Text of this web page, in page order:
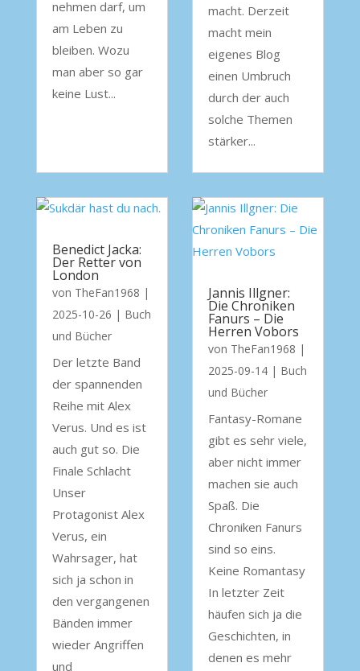
nehmen darf, um
am Leben zu
bleiben. Wozu
man aber so gar
keine Lust...
macht. Derzeit
macht mein
eigenes Blog
einen Umbruch
durch der auch
solche Themen
stärker...
Benedict Jacka:
Der Retter von
London
von TheFan1968 |
2025-10-26 | Buch
und Bücher
Der letzte Band
der spannenden
Reihe mit Alex
Verus. Und es ist
auch gut so. Die
Finale Schlacht
Unser
Protagonist Alex
Verus, ein
Wahrsager, hat
sich ja schon in
den vergangenen
Bänden immer
wieder Angriffen
und
Jannis Illgner:
Die Chroniken
Fanurs – Die
Herren Vobors
von TheFan1968 |
2025-09-14| Buch
und Bücher
Fantasy-Romane
gibt es sehr viele,
aber nicht immer
machen sie auch
Spaß. Die
Chroniken Fanurs
sind so eins.
Keine Romantasy
In letzter Zeit
häufen sich ja die
Geschichten, in
denen es mehr